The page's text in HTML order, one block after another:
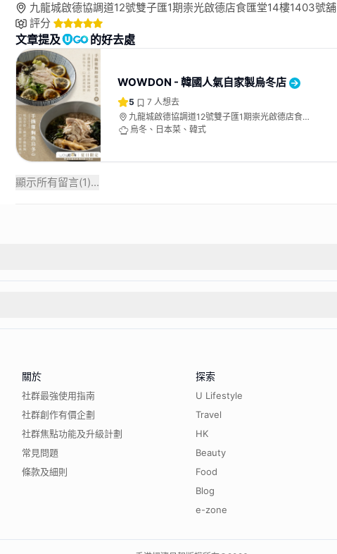
九龍城啟德協調道12號雙子匯1期崇光啟德店食匯堂14樓1403號舖
評分
文章提及 的好去處
WOWDON - 韓國人氣自家製烏冬店
5 7 人想去
九龍城啟德協調道12號雙子匯1期崇光啟德店食匯
堂14樓1403號舖
烏冬、日本菜、韓式
顯示所有留言(1)...
關於
社群最強使用指南
社群創作有價企劃
社群焦點功能及升級計劃
常見問題
條款及細則
探索
U Lifestyle
Travel
HK
Beauty
Food
Blog
e-zone